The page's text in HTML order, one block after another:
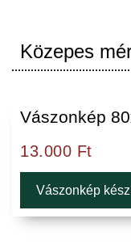
Közepes
Vászonkép
13.000 Ft
Vászonkép